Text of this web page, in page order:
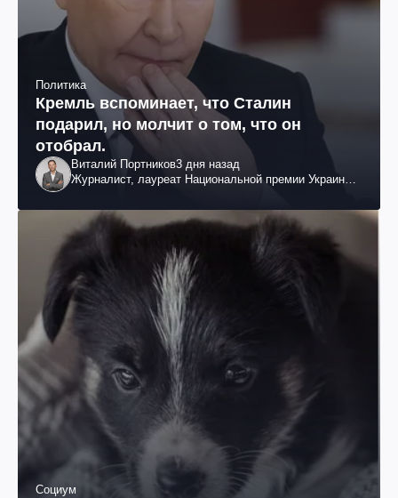
Политика
Кремль вспоминает, что Сталин
подарил, но молчит о том, что он
отобрал.
Виталий Портников3 дня назад
Журналист, лауреат Национальной премии Украины
Социум